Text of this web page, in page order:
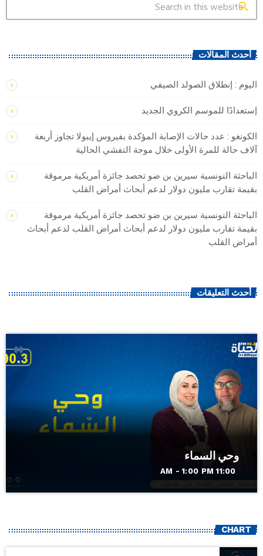
search
أحدث المقالات
اليوم : إنطلاق الصولد الصيفي
إستعدادًا للموسم الكروي الجديد
الكونغو : ​عدد حالات الإصابة المؤكدة بفيروس إيبولا تجاوز ‌أربعة
آلاف ‌حالة للمرة الأولى ‌خلال موجة التفشي الحالية
الباحثة التونسية سيرين بن ضو تحصد جائزة أمريكية مرموقة
بقيمة تقارب مليون دولار لدعم أبحاث أمراض القلب
الباحثة التونسية سيرين بن ضو تحصد جائزة أمريكية مرموقة
بقيمة تقارب مليون دولار لدعم أبحاث أمراض القلب لدعم أبحاث
أمراض القلب
أحدث التعليقات
وحي السماء
11:00 AM - 1:00 PM
CHART